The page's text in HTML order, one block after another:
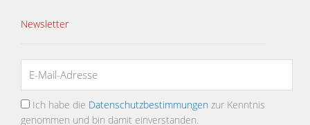
Newsletter
Ich habe die Datenschutzbestimmungen zur Kenntnis
genommen und bin damit einverstanden.